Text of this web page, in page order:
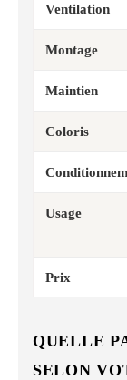
Ventilation
Montage
Maintien
Coloris
Usage
Prix
QUELLE
SELON